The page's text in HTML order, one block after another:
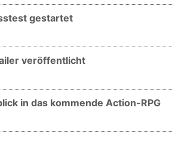
gestartet
veröffentlicht
in das kommende Action-RPG